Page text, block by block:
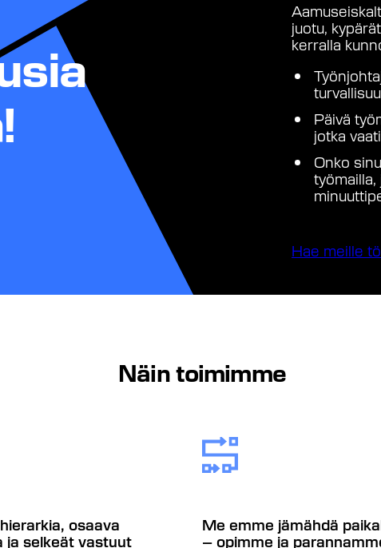
juotu,
kerralla
Päivä
jotka
Onko
Hae meille
Näin toimimme
osaava
ja selkeät vastuut
Me emme jämähdä
– opimme ja